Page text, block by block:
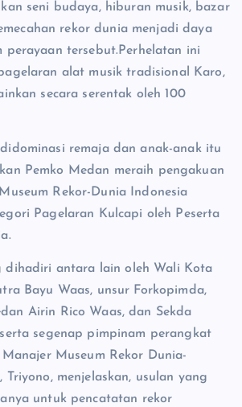
seni budaya, hiburan musik, bazar
rekor dunia menjadi daya
tersebut.Perhelatan ini
alat musik tradisional Karo,
secara serentak oleh 100
remaja dan anak-anak itu
Pemko Medan meraih pengakuan
Rekor-Dunia Indonesia
Pagelaran Kulcapi oleh Peserta
dihadiri antara lain oleh Wali Kota
Bayu Waas, unsur Forkopimda,
Airin Rico Waas, dan Sekda
segenap pimpinam perangkat
Museum Rekor Dunia-
menjelaskan, usulan yang
untuk pencatatan rekor